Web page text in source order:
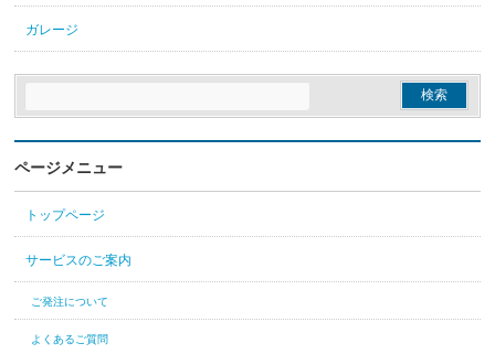
ガレージ
ページメニュー
トップページ
サービスのご案内
ご発注について
よくあるご質問